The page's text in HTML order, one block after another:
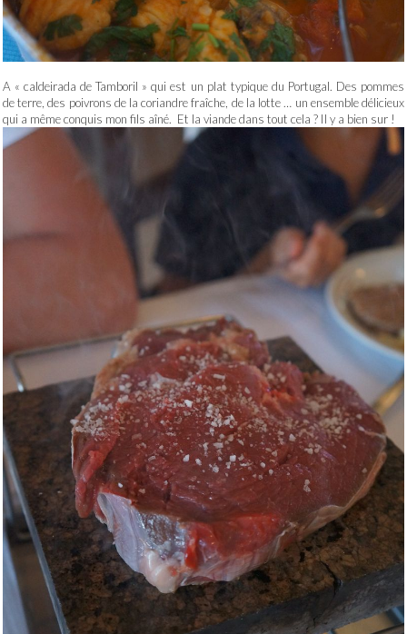
A « caldeirada de Tamboril » qui est un plat typique du Portugal. Des pommes
de terre, des poivrons de la coriandre fraîche, de la lotte … un ensemble délicieux
qui a même conquis mon fils aîné. Et la viande dans tout cela ? Il y a bien sur !